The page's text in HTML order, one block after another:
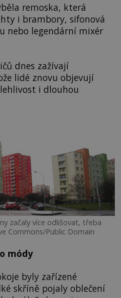
remoska, která
i brambory, sifonová
nebo legendární mixér
dnes zažívají
lidé znovu objevují
i dlouhou
začaly více odlišovat, třeba
Commons/Public Domain
módy
byly zařízené
skříně pojaly oblečení